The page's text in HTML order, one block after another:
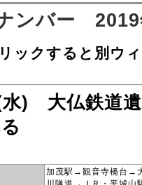
ンバー 2019
ックすると別ウ
) 大仏鉄道
加茂駅→観音寺橋台→